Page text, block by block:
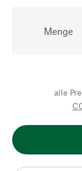
Menge
alle